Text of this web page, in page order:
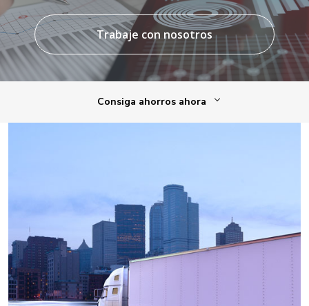
Trabaje con nosotros
Consiga ahorros ahora